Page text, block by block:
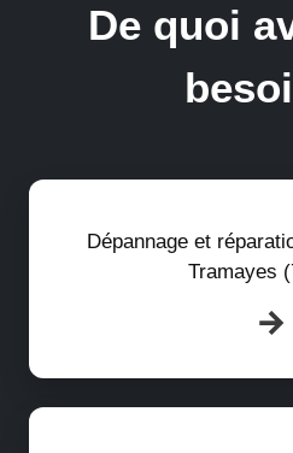
De quoi
Dépannage et
Tramayes